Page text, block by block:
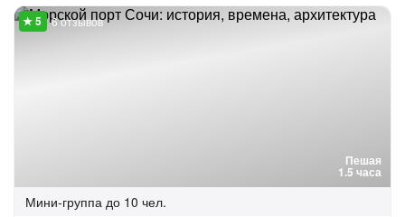
Пешая
1.5 часа
6 отзывов
Мини-группа до 10 чел.